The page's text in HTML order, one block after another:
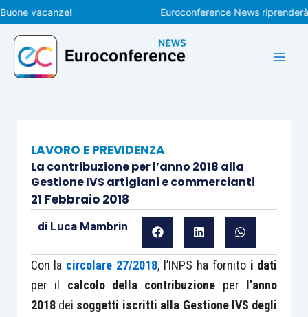
Vai
al
contenuto
vacanze! Euroconference News riprenderà le
LAVORO E PREVIDENZA
La contribuzione per l’anno 2018 alla
Gestione IVS artigiani e commercianti
21 Febbraio 2018
di Luca Mambrin
Con la circolare 27/2018, l’INPS ha fornito i dati
per il calcolo della contribuzione per
l’anno
2018dei soggetti iscritti alla Gestione IVS degli